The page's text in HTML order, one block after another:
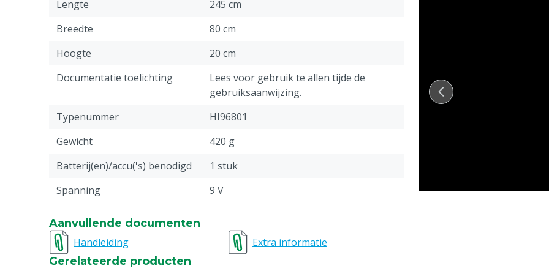
Nauwkeurigheid: ± 0,2%
Lichtbron: LED
Lengte
245 cm
Breedte
80 cm
Hoogte
20 cm
Documentatie toelichting
Lees voor gebruik te allen tijde de
gebruiksaanwijzing.
Typenummer
HI96801
Gewicht
420 g
Batterij(en)/accu('s) benodigd
1 stuk
Spanning
9 V
Stuks
Materiaal
Aanvullende documenten
Handleiding
Extra informatie
Gerelateerde producten